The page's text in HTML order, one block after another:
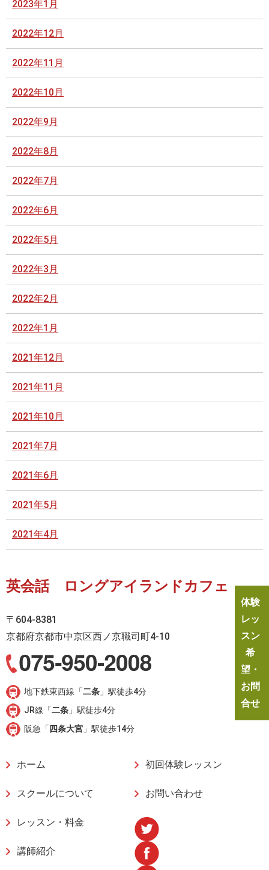
2023年1月
2022年12月
2022年11月
2022年10月
2022年9月
2022年8月
2022年7月
2022年6月
2022年5月
2022年3月
2022年2月
2022年1月
2021年12月
2021年11月
2021年10月
2021年7月
2021年6月
2021年5月
2021年4月
英会話 ロングアイランドカフェ
〒604-8381
京都府京都市中京区西ノ京職司町4-10
地下鉄東西線「二条 」駅徒歩4分
JR線「二条 」駅徒歩4分
阪急「 四条大宮 」駅徒歩14分
ホーム
スクールについて
レッスン・料金
講師紹介
初回体験レッスン
お問い合わせ
体験
レッ
スン
希
望・
お問
合せ